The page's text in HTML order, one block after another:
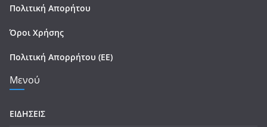
Πολιτική Απορήτου
Όροι Χρήσης
Πολιτική Απορρήτου (ΕΕ)
Μενού
ΕΙΔΗΣΕΙΣ